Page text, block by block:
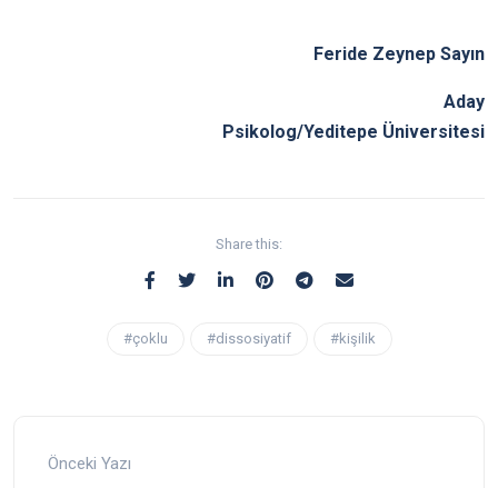
Feride Zeynep Sayın
Aday
Psikolog/Yeditepe Üniversitesi
Share this:
#çoklu #dissosiyatif #kişilik
Önceki Yazı